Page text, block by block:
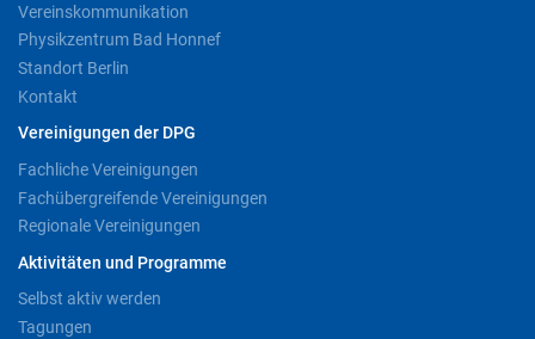
Vereinskommunikation
Physikzentrum Bad Honnef
Standort Berlin
Kontakt
Vereinigungen der DPG
Fachliche Vereinigungen
Fachübergreifende Vereinigungen
Regionale Vereinigungen
Aktivitäten und Programme
Selbst aktiv werden
Tagungen